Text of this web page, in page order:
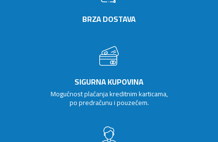
BRZA DOSTAVA
SIGURNA KUPOVINA
Mogućnost plaćanja kreditnim karticama,
po predračunu i pouzećem.